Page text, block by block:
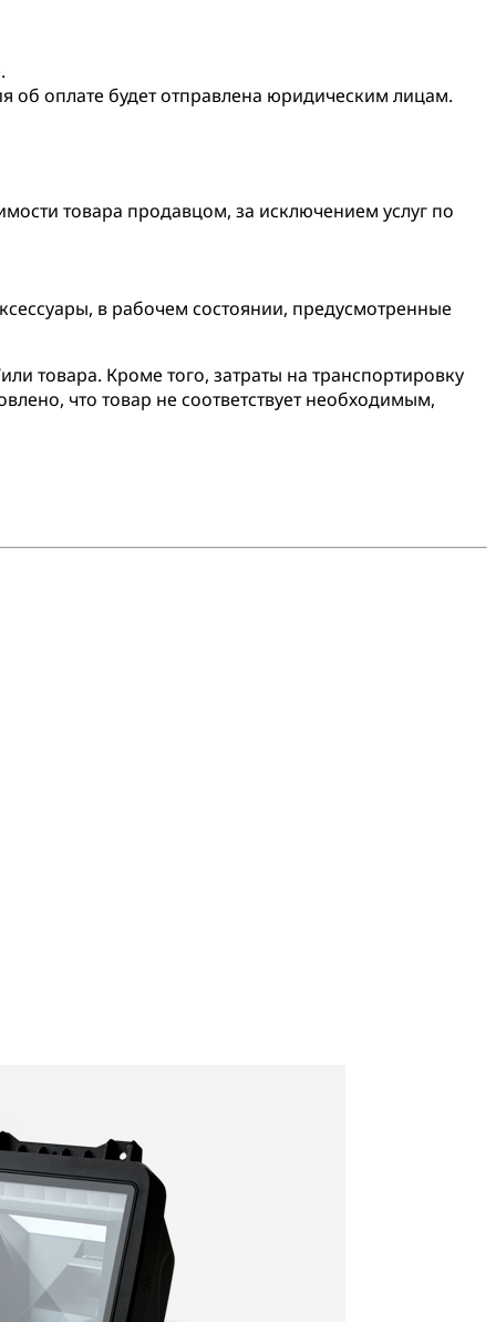
об оплате будет отправлена юридическим лицам.
товара продавцом, за исключением услуг по
в рабочем состоянии, предусмотренные
товара. Кроме того, затраты на транспортировку
что товар не соответствует необходимым,